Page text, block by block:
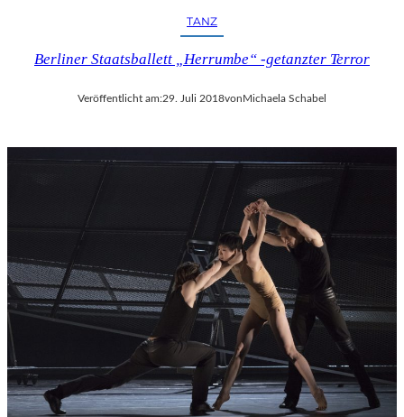
TANZ
Berliner Staatsballett „Herrumbe“ -getanzter Terror
Veröffentlicht am:29. Juli 2018vonMichaela Schabel